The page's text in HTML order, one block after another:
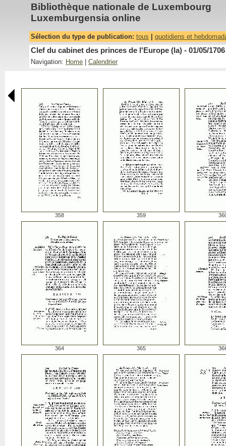
Bibliothèque nationale de Luxembourg
Luxemburgensia online
Sélection du type de publication: tous quotidiens et
Clef du cabinet des princes de l'Europe (la) - 01/05/1706
Navigation: Home Calendrier
358 359
364 365